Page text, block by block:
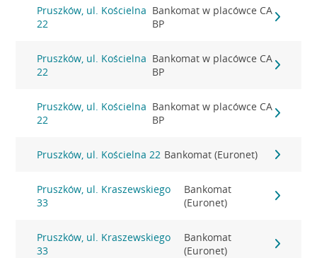
Pruszków, ul. Kościelna
22
Bankomat w placówce CA
BP
Pruszków, ul. Kościelna
22
Bankomat w placówce CA
BP
Pruszków, ul. Kościelna
22
Bankomat w placówce CA
BP
Pruszków, ul. Kościelna 22 Bankomat (Euronet)
Pruszków, ul. Kraszewskiego
33
Bankomat
(Euronet)
Pruszków, ul. Kraszewskiego
33
Bankomat
(Euronet)